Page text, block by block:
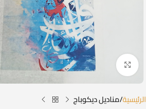
Click to enlarge
الرئيسية مناديل ديكوباج